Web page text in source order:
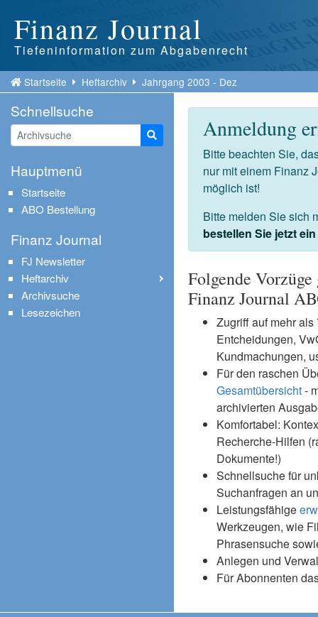
Finanz Journal
Tiefeninformation zum Abgabenrecht
Startseite Heftarchiv Jahrgang 2003 - Dez
Anmeldung
Bitte beachten Sie,
nur mit einem Finanz
möglich ist!
Bitte melden Sie sich
bestellen Sie jetzt
Folgende
Finanz Journal
Zugriff auf mehr
Entcheidungen,
Kundmachungen,
Für den raschen
Gesamtübersicht-
archivierten
Komfortabel:
Recherche-Hilfen
Dokumente!)
Schnellsuche für
Suchanfragen an
Leistungsfähige
Werkzeugen, wie
Phrasensuche
Anlegen und
Für Abonnenten
Schnellsuche
Suche starten
Hauptmenü
Startseite
ABO Bestellung
Finanz Journal
FJ Newsletter
Heftarchiv
Archivsuche
Lesezeichen